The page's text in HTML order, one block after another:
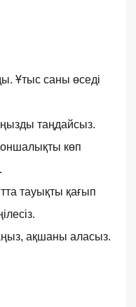
Ұтыс саны өседі
таңдайсыз.
көп
тауықты қағып
ақшаны аласыз.